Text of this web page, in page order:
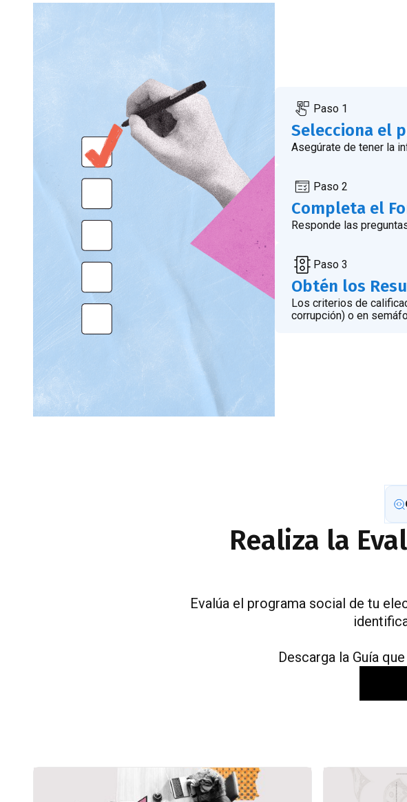
Paso 1
Selecciona el
Asegúrate de tener la
Paso 2
Completa el
Responde las
Paso 3
Obtén los
Los criterios de
corrupción) o en
Realiza la
Evalúa el programa social de tu
Descarga la Guía